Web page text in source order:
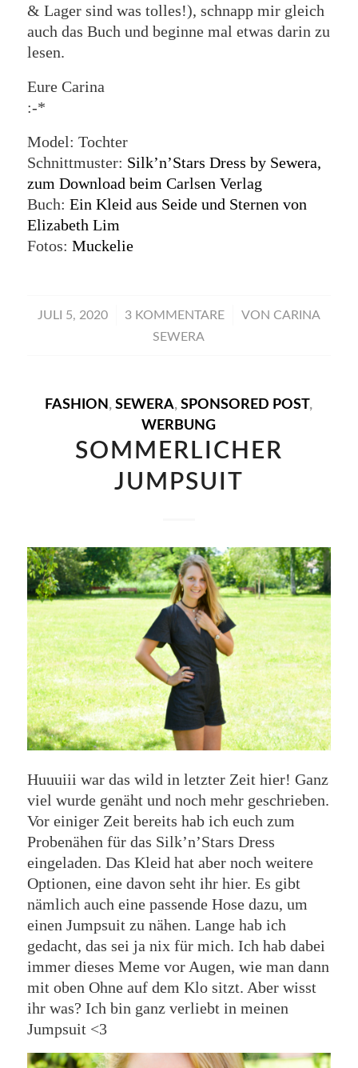
& Lager sind was tolles!), schnapp mir gleich
auch das Buch und beginne mal etwas darin zu
lesen.
Eure Carina
:-*
Model: Tochter
Schnittmuster: Silk’n’Stars Dress by Sewera,
zum Download beim Carlsen Verlag
Buch: Ein Kleid aus Seide und Sternen von
Elizabeth Lim
Fotos: Muckelie
JULI 5, 2020
/ 3 KOMMENTARE
/ VON CARINA
SEWERA
FASHION ,SEWERA,SPONSORED POST,
WERBUNG
SOMMERLICHER
JUMPSUIT
Huuuiii war das wild in letzter Zeit hier! Ganz
viel wurde genäht und noch mehr geschrieben.
Vor einiger Zeit bereits hab ich euch zum
Probenähen für das Silk’n’Stars Dress
eingeladen. Das Kleid hat aber noch weitere
Optionen, eine davon seht ihr hier. Es gibt
nämlich auch eine passende Hose dazu, um
einen Jumpsuit zu nähen. Lange hab ich
gedacht, das sei ja nix für mich. Ich hab dabei
immer dieses Meme vor Augen, wie man dann
mit oben Ohne auf dem Klo sitzt. Aber wisst
ihr was? Ich bin ganz verliebt in meinen
Jumpsuit <3